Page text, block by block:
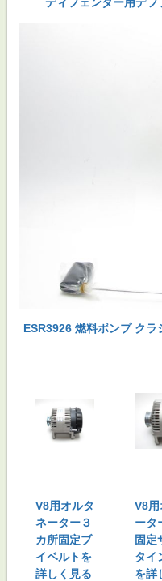
ESR3926 燃料ポンプ ク
V8用オルタ
ネーター３
カ所固定ブ
イベルトを
詳しく見る
V8
ータ
固定
タイ
を詳